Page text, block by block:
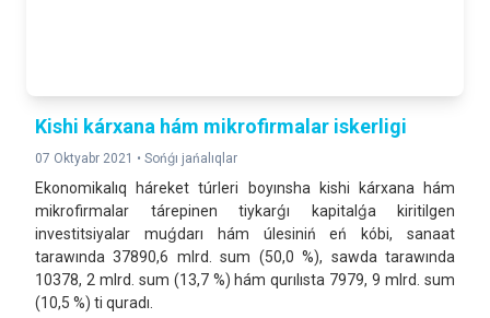
Kishi kárxana hám mikrofirmalar iskerligi
07 Oktyabr 2021 • Sońǵı jańalıqlar
Ekonomikalıq háreket túrleri boyınsha kishi kárxana hám
mikrofirmalar tárepinen tiykarǵı kapitalǵa kiritilgen
investitsiyalar muǵdarı hám úlesiniń eń kóbi, sanaat
tarawında 37890,6 mlrd. sum (50,0 %), sawda tarawında
10378, 2 mlrd. sum (13,7 %) hám qurılısta 7979, 9 mlrd. sum
(10,5 %) ti quradı.